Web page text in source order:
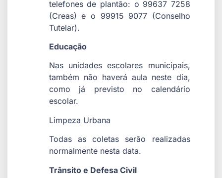
telefones de plantão: o 99637 7258
(Creas) e o 99915 9077 (Conselho
Tutelar).
Educação
Nas unidades escolares municipais,
também não haverá aula neste dia,
como já previsto no calendário
escolar.
Limpeza Urbana
Todas as coletas serão realizadas
normalmente nesta data.
Trânsito e Defesa Civil